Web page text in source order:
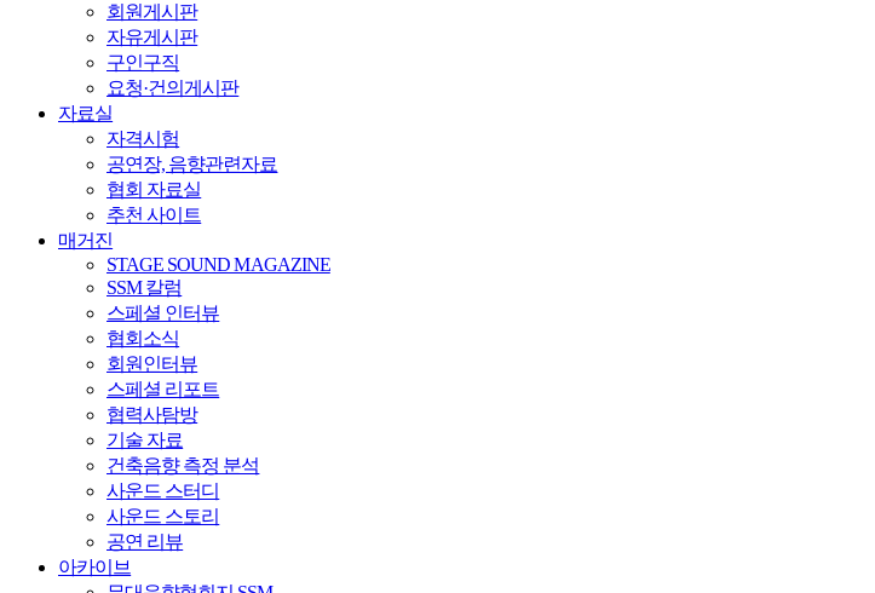
회원게시판
자유게시판
구인구직
요청·건의게시판
자료실
자격시험
공연장, 음향관련자료
협회 자료실
추천 사이트
매거진
STAGE SOUND MAGAZINE
SSM 칼럼
스페셜 인터뷰
협회소식
회원인터뷰
스페셜 리포트
협력사탐방
기술 자료
건축음향 측정 분석
사운드 스터디
사운드 스토리
공연 리뷰
아카이브